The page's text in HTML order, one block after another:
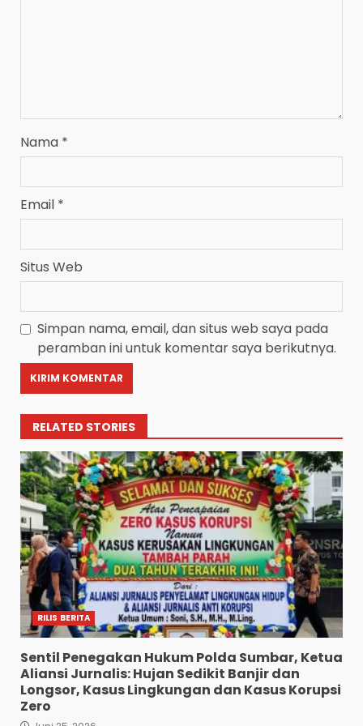
Nama *
Email *
Situs Web
Simpan nama, email, dan situs web saya pada
peramban ini untuk komentar saya berikutnya.
RELATED STORIES
RILIS BERITA
Sentil Penegakan Hukum Polda Sumbar, Ketua
Aliansi Jurnalis: Hujan Sedikit Banjir dan
Longsor, Kasus Lingkungan dan Kasus Korupsi
Zero